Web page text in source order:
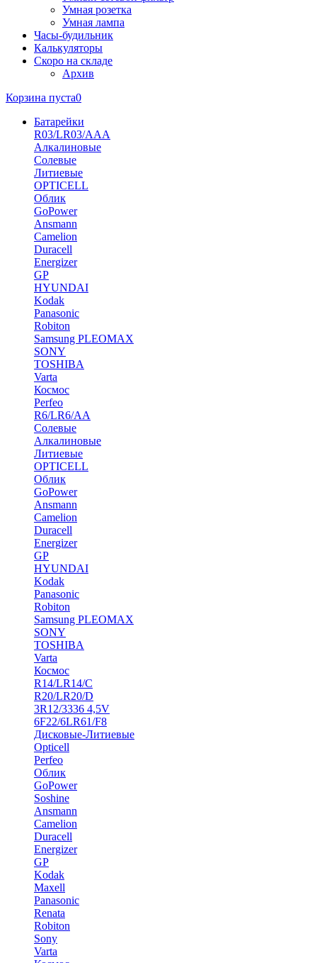
Умная розетка
Умная лампа
Часы-будильник
Калькуляторы
Скоро на складе
Архив
Корзина пуста0
Батарейки
R03/LR03/AAA
Алкалиновые
Солевые
Литиевые
OPTICELL
Облик
GoPower
Ansmann
Camelion
Duracell
Energizer
GP
HYUNDAI
Kodak
Panasonic
Robiton
Samsung PLEOMAX
SONY
TOSHIBA
Varta
Космос
Perfeo
R6/LR6/AA
Солевые
Алкалиновые
Литиевые
OPTICELL
Облик
GoPower
Ansmann
Camelion
Duracell
Energizer
GP
HYUNDAI
Kodak
Panasonic
Robiton
Samsung PLEOMAX
SONY
TOSHIBA
Varta
Космос
R14/LR14/C
R20/LR20/D
3R12/3336 4,5V
6F22/6LR61/F8
Дисковые-Литиевые
Opticell
Perfeo
Облик
GoPower
Soshine
Ansmann
Camelion
Duracell
Energizer
GP
Kodak
Maxell
Panasonic
Renata
Robiton
Sony
Varta